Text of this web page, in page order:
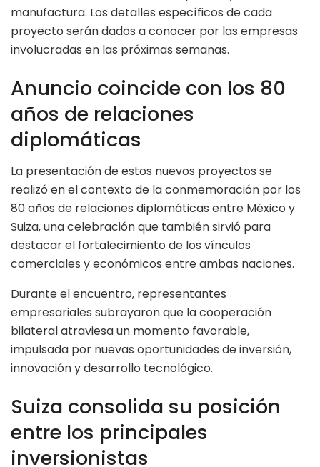
manufactura. Los detalles específicos de cada
proyecto serán dados a conocer por las empresas
involucradas en las próximas semanas.
Anuncio coincide con los 80
años de relaciones
diplomáticas
La presentación de estos nuevos proyectos se
realizó en el contexto de la conmemoración por los
80 años de relaciones diplomáticas entre México y
Suiza, una celebración que también sirvió para
destacar el fortalecimiento de los vínculos
comerciales y económicos entre ambas naciones.
Durante el encuentro, representantes
empresariales subrayaron que la cooperación
bilateral atraviesa un momento favorable,
impulsada por nuevas oportunidades de inversión,
innovación y desarrollo tecnológico.
Suiza consolida su posición
entre los principales
inversionistas